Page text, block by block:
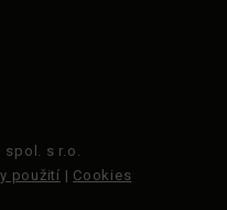
spol. s r.o.
použití | Cookies